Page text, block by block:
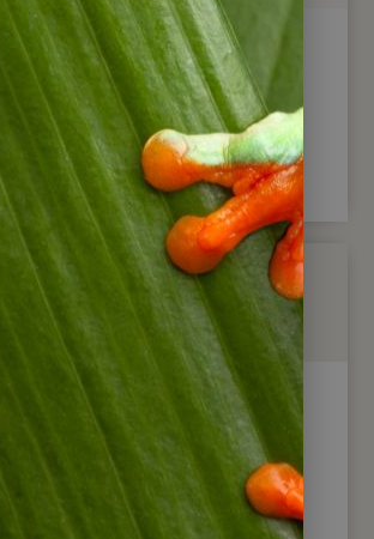
1.195 € 450 €
Preis enthalten
Doppelzimmer mit Frühstück –
Tourablauf (oder ähnlich)
Mietwagen, Kat. D1 (Hyundai